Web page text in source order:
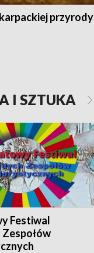
przyrody
I SZTUKA
Festiwal